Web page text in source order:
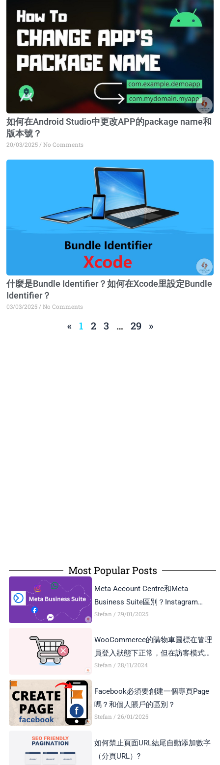
如何在Android Studio中更改APP的package name和
版本號？
20/03/2025 No Comments
什麼是Bundle Identifier？如何在Xcode里設定Bundle
Identifier？
03/03/2025 No Comments
« 1 2 3 … 29 »
Most Popular Posts
Meta Account Centre和Meta
Business Suite區別？Instagram
Business Account和Creator Account
Stefan 29/01/2025
WooCommerce的購物車圖標在管理
員登入狀態下正常，但在訪客模式下
顯示異常，如何解決？
Stefan 28/11/2024
Facebook必須要創建一個專頁Page
嗎？和個人賬戶的區別？
Stefan 26/01/2025
如何禁止頁面URL結尾自動添加數字
（分頁URL）?